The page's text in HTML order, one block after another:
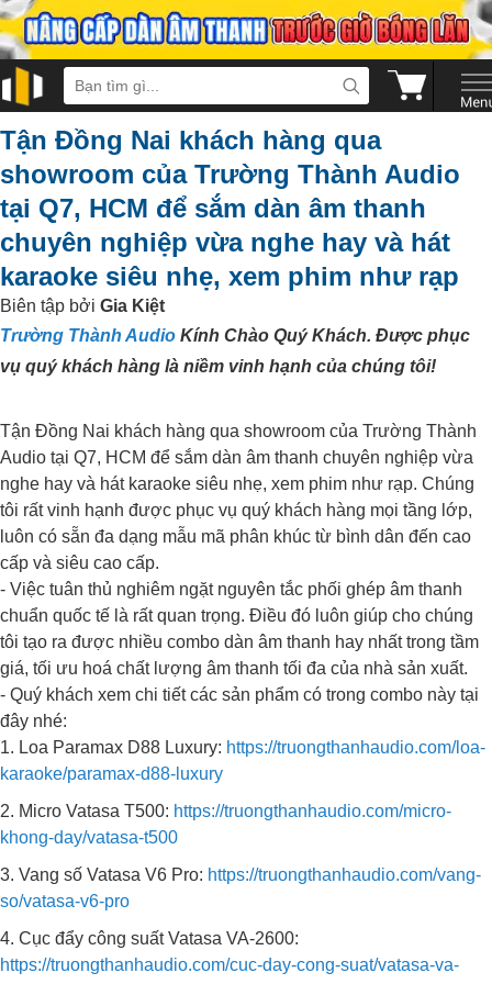
Tận Đồng Nai khách hàng qua
showroom của Trường Thành Audio
tại Q7, HCM để sắm dàn âm thanh
chuyên nghiệp vừa nghe hay và hát
karaoke siêu nhẹ, xem phim như rạp
Biên tập bởi Gia Kiệt
Trường Thành Audio Kính Chào Quý Khách. Được phục
vụ quý khách hàng là niềm vinh hạnh của chúng tôi!
Tận Đồng Nai khách hàng qua showroom của Trường Thành
Audio tại Q7, HCM để sắm dàn âm thanh chuyên nghiệp vừa
nghe hay và hát karaoke siêu nhẹ, xem phim như rạp. Chúng
tôi rất vinh hạnh được phục vụ quý khách hàng mọi tầng lớp,
luôn có sẵn đa dạng mẫu mã phân khúc từ bình dân đến cao
cấp và siêu cao cấp.
- Việc tuân thủ nghiêm ngặt nguyên tắc phối ghép âm thanh
chuẩn quốc tế là rất quan trọng. Điều đó luôn giúp cho chúng
tôi tạo ra được nhiều combo dàn âm thanh hay nhất trong tầm
giá, tối ưu hoá chất lượng âm thanh tối đa của nhà sản xuất.
- Quý khách xem chi tiết các sản phẩm có trong combo này tại
đây nhé:
1. Loa Paramax D88 Luxury: https://truongthanhaudio.com/loa-
karaoke/paramax-d88-luxury
2. Micro Vatasa T500: https://truongthanhaudio.com/micro-
khong-day/vatasa-t500
3. Vang số Vatasa V6 Pro: https://truongthanhaudio.com/vang-
so/vatasa-v6-pro
4. Cục đẩy công suất Vatasa VA-2600:
https://truongthanhaudio.com/cuc-day-cong-suat/vatasa-va-